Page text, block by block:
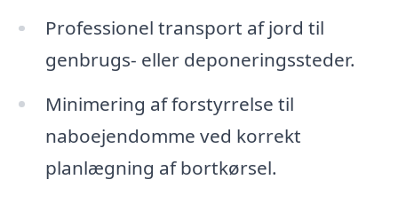
Professionel transport af jord til
genbrugs- eller deponeringssteder.
Minimering af forstyrrelse til
naboejendomme ved korrekt
planlægning af bortkørsel.